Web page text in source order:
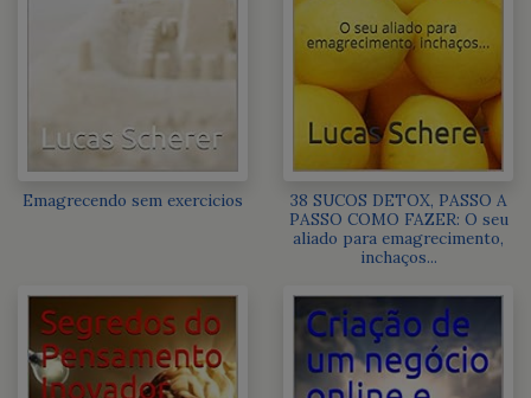
Emagrecendo sem exercicios
38 SUCOS DETOX, PASSO A
PASSO COMO FAZER: O seu
aliado para emagrecimento,
inchaços...